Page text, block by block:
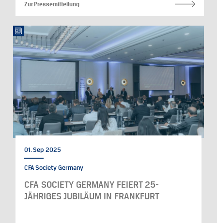
Zur Pressemitteilung
01. Sep 2025
CFA Society Germany
CFA SOCIETY GERMANY FEIERT 25-
JÄHRIGES JUBILÄUM IN FRANKFURT